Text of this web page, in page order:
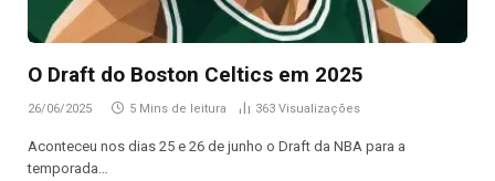
O Draft do Boston Celtics em 2025
26/06/2025 5 Mins de leitura 363 Visualizações
Aconteceu nos dias 25 e 26 de junho o Draft da NBA para a
temporada…